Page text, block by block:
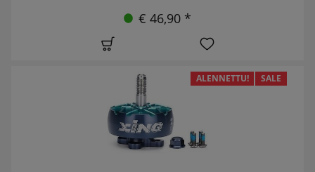
€ 46,90 *
ALENNETTU! SALE